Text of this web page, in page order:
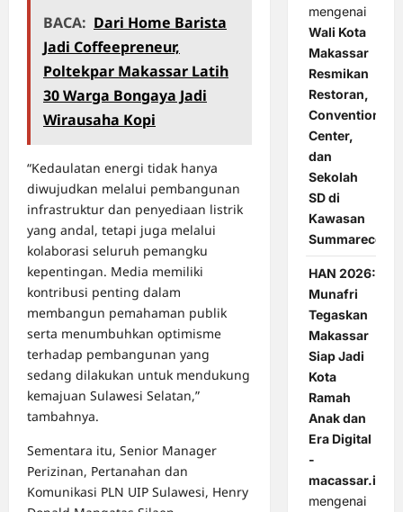
BACA: Dari Home Barista
Jadi Coffeepreneur,
Poltekpar Makassar Latih
30 Warga Bongaya Jadi
Wirausaha Kopi
“Kedaulatan energi tidak hanya
diwujudkan melalui pembangunan
infrastruktur dan penyediaan listrik
yang andal, tetapi juga melalui
kolaborasi seluruh pemangku
kepentingan. Media memiliki
kontribusi penting dalam
membangun pemahaman publik
serta menumbuhkan optimisme
terhadap pembangunan yang
sedang dilakukan untuk mendukung
kemajuan Sulawesi Selatan,”
tambahnya.
Sementara itu, Senior Manager
Perizinan, Pertanahan dan
Komunikasi PLN UIP Sulawesi, Henry
mengenai
Wali Kota
Makassar
Resmikan
Restoran,
Convention
Center,
dan
Sekolah
SD di
Kawasan
Summarecon
HAN 2026:
Munafri
Tegaskan
Makassar
Siap Jadi
Kota
Ramah
Anak dan
Era Digital
-
macassar.id
mengenai